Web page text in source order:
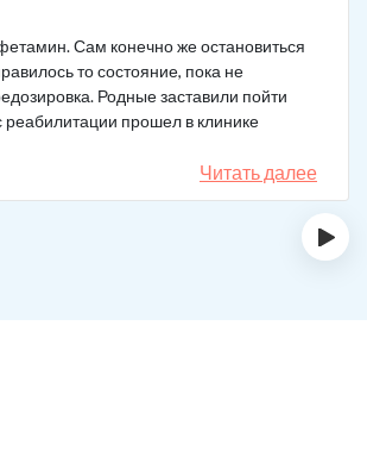
Сам конечно же остановиться
то состояние, пока не
Родные заставили пойти
реабилитации прошел в клинике
месяцев уже не принимаю.
Читать далее
›